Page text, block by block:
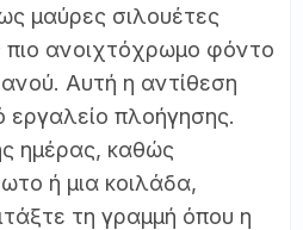
μαύρες σιλουέτες
ανοιχτόχρωμο φόντο
Αυτή η αντίθεση
εργαλείο πλοήγησης.
ημέρας, καθώς
ή μια κοιλάδα,
τη γραμμή όπου η